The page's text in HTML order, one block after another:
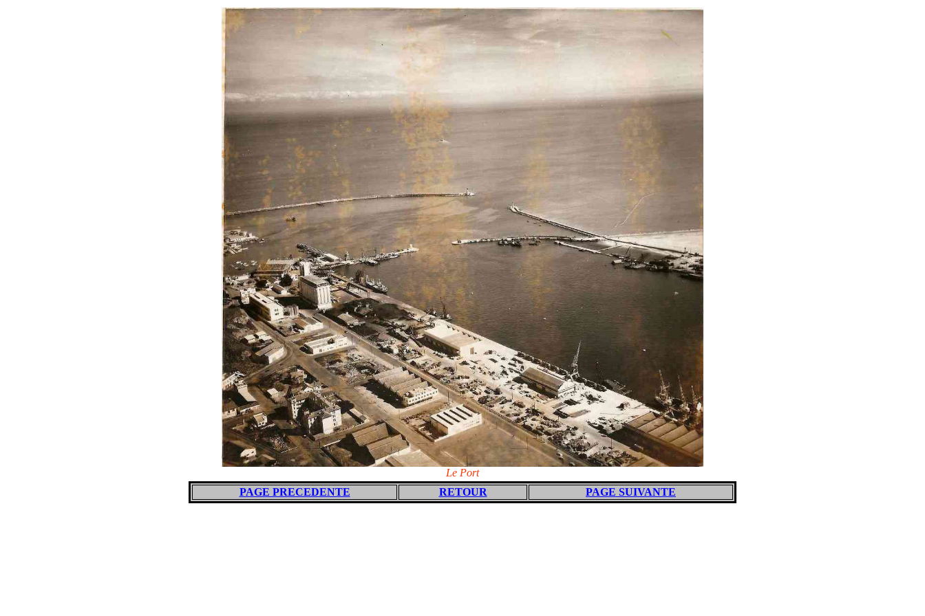
Le Port
PAGE PRECEDENTE
RETOUR PAGE SUIVANTE